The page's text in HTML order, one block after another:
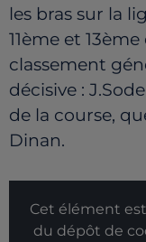
les bras sur la
11ème et
classement
décisive :
de la course,
Dinan.
Cet élément
du dépôt de